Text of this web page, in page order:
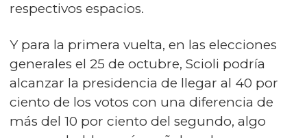
respectivos espacios.
Y para la primera vuelta, en las elecciones
generales el 25 de octubre, Scioli podría
alcanzar la presidencia de llegar al 40 por
ciento de los votos con una diferencia de
más del 10 por ciento del segundo, algo